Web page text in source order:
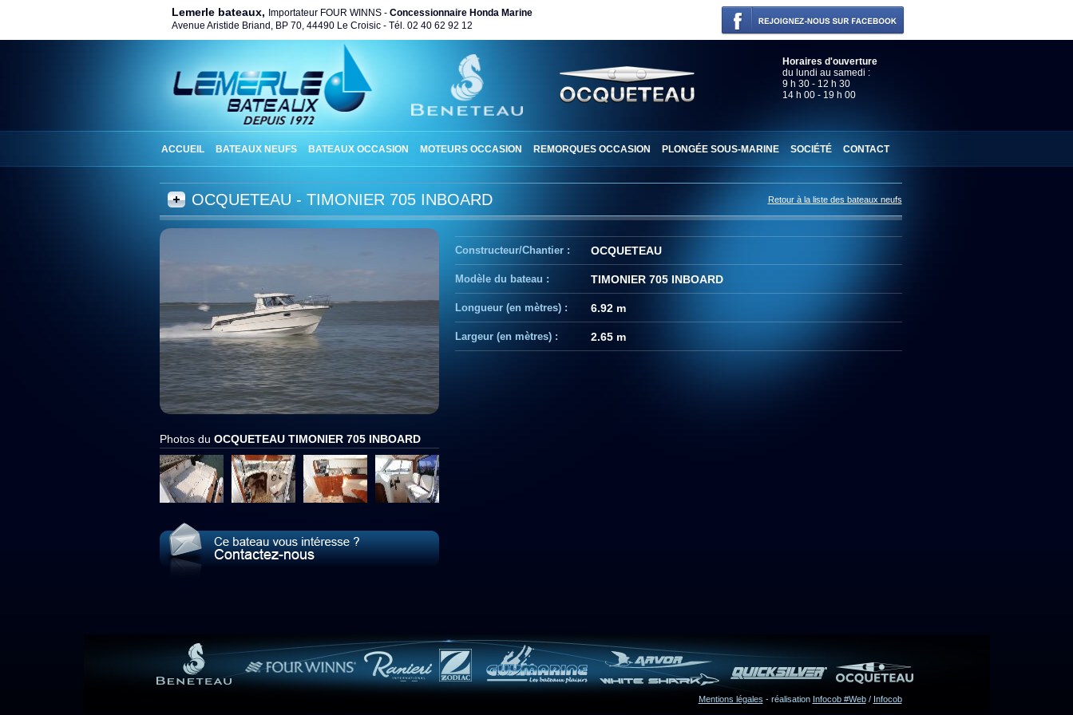
Lemerle bateaux, Importateur FOUR WINNS - Concessionnaire Honda Marine
Avenue Aristide Briand, BP 70, 44490 Le Croisic - Tél. 02 40 62 92 12
Horaires d'ouverture
du lundi au samedi :
9 h 30 - 12 h 30
14 h 00 - 19 h 00
ACCUEIL BATEAUX NEUFS BATEAUX OCCASION MOTEURS OCCASION REMORQUES OCCASION PLONGÉE SOUS-MARINE SOCIÉTÉ CONTACT
OCQUETEAU - TIMONIER 705 INBOARD Retour à la liste des bateaux neufs
Photos du OCQUETEAU TIMONIER 705 INBOARD
Constructeur/Chantier : OCQUETEAU
Modèle du bateau : TIMONIER 705 INBOARD
Longueur (en mètres) : 6.92 m
Largeur (en mètres) : 2.65 m
Mentions légales - réalisation Infocob #Web/ Infocob